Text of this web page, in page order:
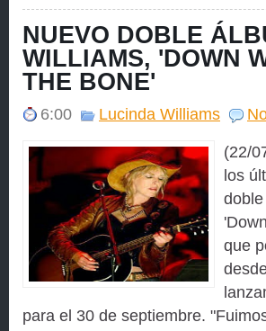
NUEVO DOBLE
WILLIAMS, 'DOWN
THE BONE'
6:00 Lucinda Williams
(22/
los
que
para el 30 de septiembre.